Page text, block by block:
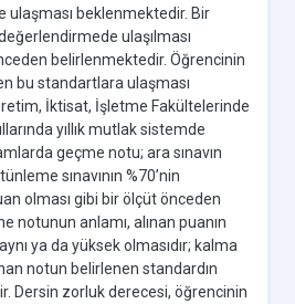
ulaşması beklenmektedir. Bir
ulaşılması
belirlenmektedir. Öğrencinin
bu standartlara ulaşması
İktisat, İşletme Fakültelerinde
yıllık mutlak sistemde
geçme notu; ara sınavın
sınavının %70’nin
olması gibi bir ölçüt önceden
notunun anlamı, alınan puanın
ya da yüksek olmasıdır; kalma
notun belirlenen standardın
Dersin zorluk derecesi, öğrencinin